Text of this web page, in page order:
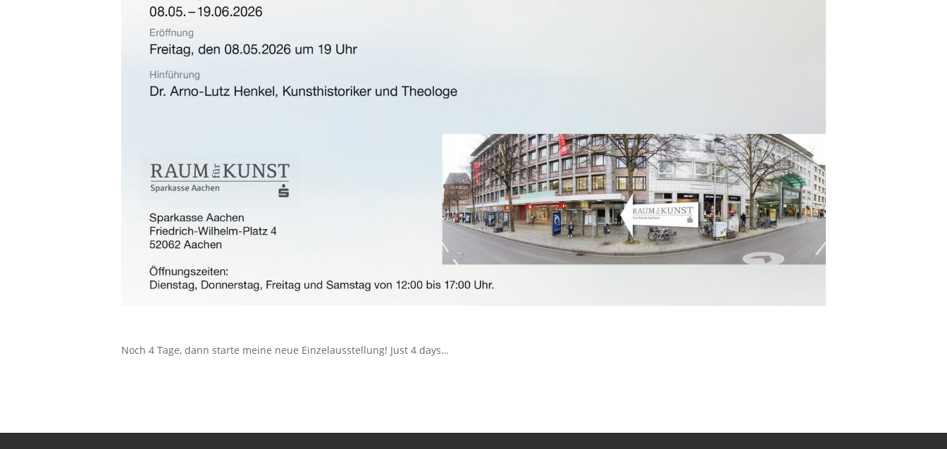
Noch 4 Tage, dann starte meine neue Einzelausstellung! Just 4 days…